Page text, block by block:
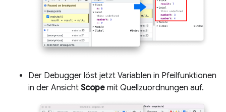
Der Debugger löst jetzt Variablen in Pfeilfunktionen
in der Ansicht Scope mit Quellzuordnungen auf.